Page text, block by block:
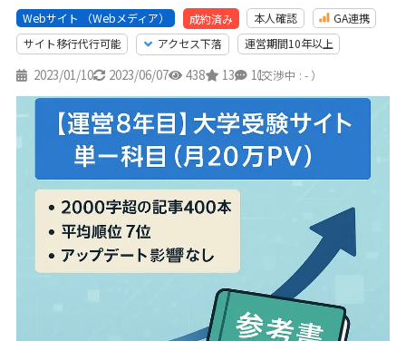
Webサイト （Webメディア） 成約済み 本人確認
GA連携
サイト移行代行可能
アクセス下落 運営期間10年以上
2023/01/10 2023/06/07 438 13 11
（交渉中 : - ）